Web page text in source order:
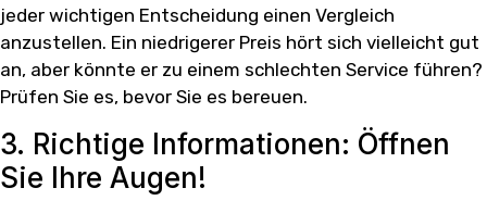
jeder wichtigen Entscheidung einen Vergleich
anzustellen. Ein niedrigerer Preis hört sich vielleicht gut
an, aber könnte er zu einem schlechten Service führen?
Prüfen Sie es, bevor Sie es bereuen.
3. Richtige Informationen: Öffnen
Sie Ihre Augen!